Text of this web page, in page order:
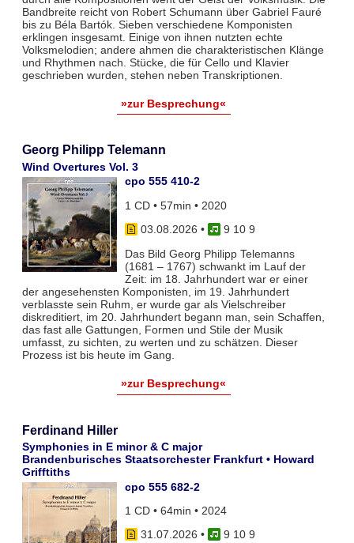
Bandbreite reicht von Robert Schumann über Gabriel Fauré
bis zu Béla Bartók. Sieben verschiedene Komponisten
erklingen insgesamt. Einige von ihnen nutzten echte
Volksmelodien; andere ahmen die charakteristischen Klänge
und Rhythmen nach. Stücke, die für Cello und Klavier
geschrieben wurden, stehen neben Transkriptionen.
»zur Besprechung«
Georg Philipp Telemann
Wind Overtures Vol. 3
cpo 555 410-2
1 CD • 57min • 2020
03.08.2026 •
9 10 9
Das Bild Georg Philipp Telemanns
(1681 – 1767) schwankt im Lauf der
Zeit: im 18. Jahrhundert war er einer
der angesehensten Komponisten, im 19. Jahrhundert
verblasste sein Ruhm, er wurde gar als Vielschreiber
diskreditiert, im 20. Jahrhundert begann man, sein Schaffen,
das fast alle Gattungen, Formen und Stile der Musik
umfasst, zu sichten, zu werten und zu schätzen. Dieser
Prozess ist bis heute im Gang.
»zur Besprechung«
Ferdinand Hiller
Symphonies in E minor & C major
Brandenburisches Staatsorchester Frankfurt • Howard
Grifftiths
cpo 555 682-2
1 CD • 64min • 2024
31.07.2026 •
9 10 9